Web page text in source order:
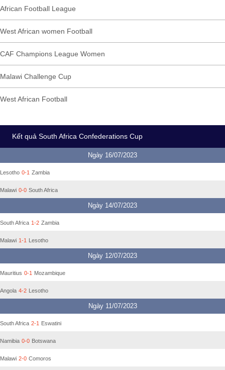
African Football League
West African women Football
CAF Champions League Women
Malawi Challenge Cup
West African Football
Kết quả South Africa Confederations Cup
Ngày 16/07/2023
Lesotho 0-1 Zambia
Malawi 0-0 South Africa
Ngày 14/07/2023
South Africa 1-2 Zambia
Malawi 1-1 Lesotho
Ngày 12/07/2023
Mauritius 0-1 Mozambique
Angola 4-2 Lesotho
Ngày 11/07/2023
South Africa 2-1 Eswatini
Namibia 0-0 Botswana
Malawi 2-0 Comoros